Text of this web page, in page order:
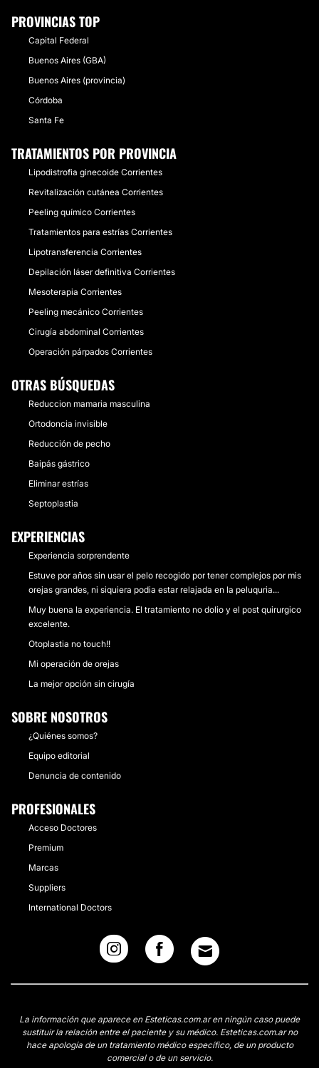
PROVINCIAS TOP
Capital Federal
Buenos Aires (GBA)
Buenos Aires (provincia)
Córdoba
Santa Fe
TRATAMIENTOS POR PROVINCIA
Lipodistrofia ginecoide Corrientes
Revitalización cutánea Corrientes
Peeling químico Corrientes
Tratamientos para estrías Corrientes
Lipotransferencia Corrientes
Depilación láser definitiva Corrientes
Mesoterapia Corrientes
Peeling mecánico Corrientes
Cirugía abdominal Corrientes
Operación párpados Corrientes
OTRAS BÚSQUEDAS
Reduccion mamaria masculina
Ortodoncia invisible
Reducción de pecho
Baipás gástrico
Eliminar estrías
Septoplastia
EXPERIENCIAS
Experiencia sorprendente
Estuve por años sin usar el pelo recogido por tener complejos por mis
orejas grandes, ni siquiera podia estar relajada en la peluquria...
Muy buena la experiencia. El tratamiento no dolio y el post quirurgico
excelente.
Otoplastia no touch!!
Mi operación de orejas
La mejor opción sin cirugía
SOBRE NOSOTROS
¿Quiénes somos?
Equipo editorial
Denuncia de contenido
PROFESIONALES
Acceso Doctores
Premium
Marcas
Suppliers
International Doctors
La información que aparece en Esteticas.com.ar en ningún caso puede
sustituir la relación entre el paciente y su médico. Esteticas.com.ar no
hace apología de un tratamiento médico específico, de un producto
comercial o de un servicio.